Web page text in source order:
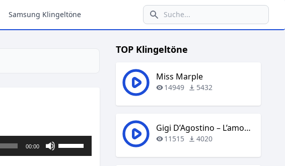
Samsung Klingeltöne
00:00
TOP Klingeltöne
Miss Marple
14949 5432
Gigi D’Agostino – L’amour Toujours
11515 4020